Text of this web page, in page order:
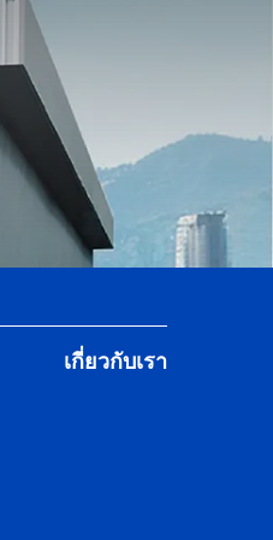
เกี่ยวกับเรา